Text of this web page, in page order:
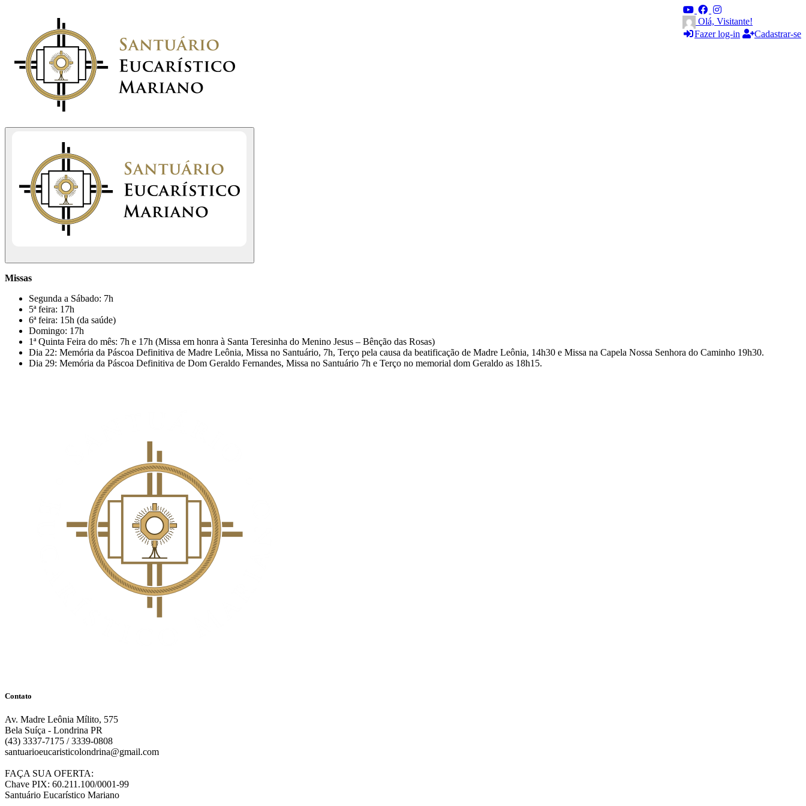
Olá, Visitante!
Fazer log-in
Cadastrar-se
Missas
Segunda a Sábado: 7h
5ª feira: 17h
6ª feira: 15h (da saúde)
Domingo: 17h
1ª Quinta Feira do mês: 7h e 17h (Missa em honra à Santa Teresinha do Menino Jesus – Bênção das Rosas)
Dia 22: Memória da Páscoa Definitiva de Madre Leônia, Missa no Santuário, 7h, Terço pela causa da beatificação de Madre Leônia, 14h30 e Missa na Capela Nossa Senhora do Caminho 19h30.
Dia 29: Memória da Páscoa Definitiva de Dom Geraldo Fernandes, Missa no Santuário 7h e Terço no memorial dom Geraldo as 18h15.
Contato
Av. Madre Leônia Mílito, 575
Bela Suíça - Londrina PR
(43) 3337-7175 / 3339-0808
santuarioeucaristicolondrina@gmail.com
FAÇA SUA OFERTA:
Chave PIX: 60.211.100/0001-99
Santuário Eucarístico Mariano